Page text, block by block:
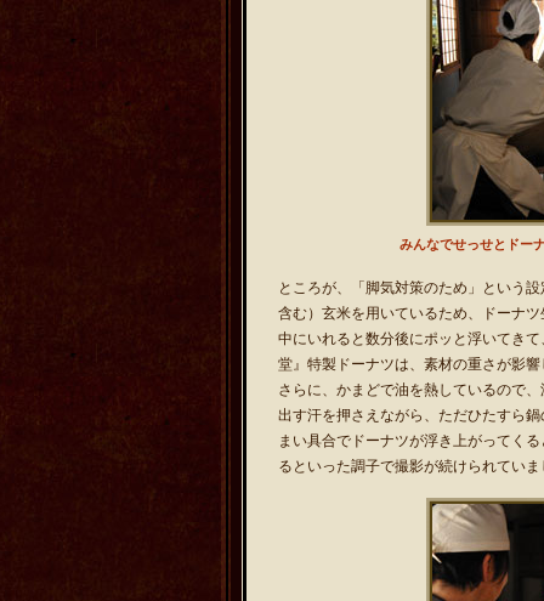
みんなでせっせとドー
ところが、「脚気対策のため」という
含む）玄米を用いているため、ドーナ
中にいれると数分後にポッと浮いてき
堂』特製ドーナツは、素材の重さが影
さらに、かまどで油を熱しているので
出す汗を押さえながら、ただひたすら
まい具合でドーナツが浮き上がってく
るといった調子で撮影が続けられていま